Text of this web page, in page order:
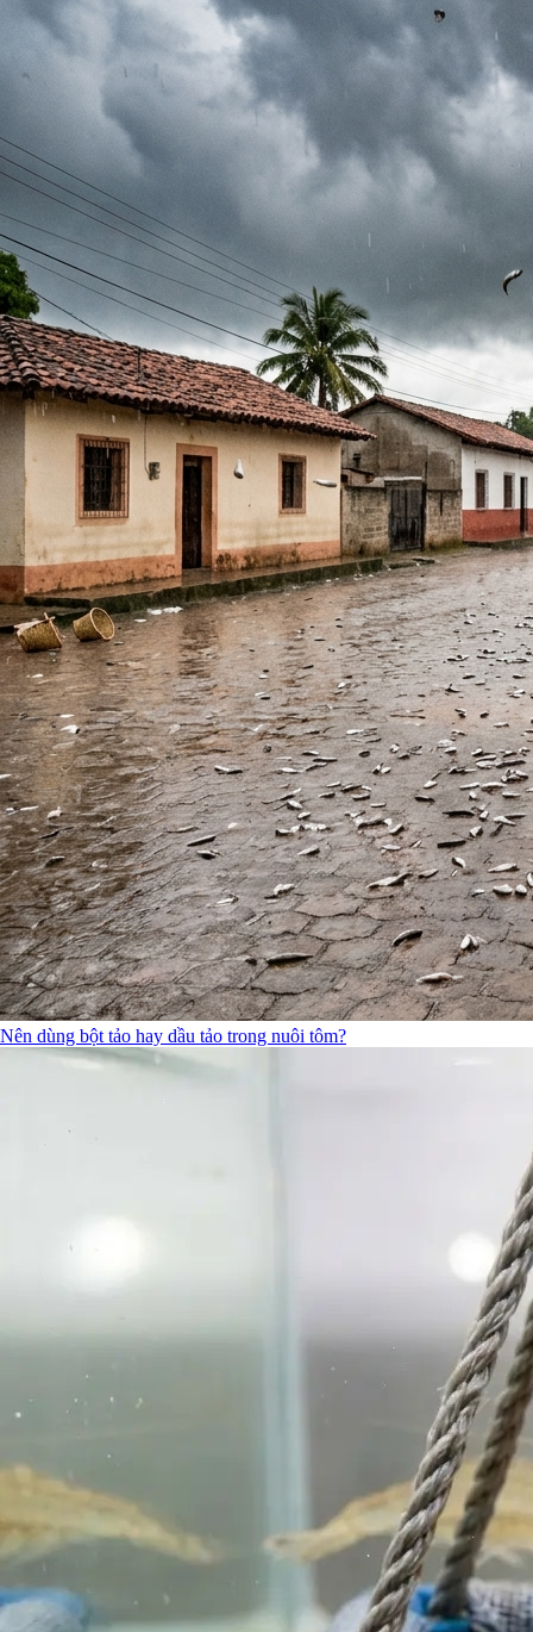
Nên dùng bột tảo hay dầu tảo trong nuôi tôm?